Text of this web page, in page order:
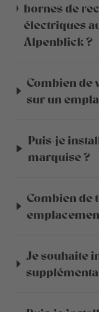
bornes de
électriques
Alpenblick ?
Combien de
sur un
Puis-je
marquise ?
Combien de
Je souhaite